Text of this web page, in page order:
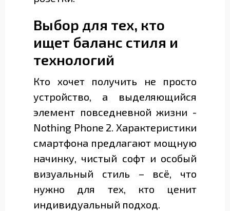
Выбор для тех, кто
ищет баланс стиля и
технологий
Кто хочет получить не просто
устройство, а выделяющийся
элемент повседневной жизни -
Nothing Phone 2. Характеристики
смартфона предлагают мощную
начинку, чистый софт и особый
визуальный стиль – всё, что
нужно для тех, кто ценит
индивидуальный подход.